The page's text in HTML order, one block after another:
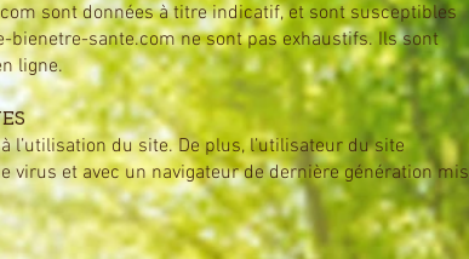
sont données à titre indicatif, et sont susceptibles
bienetre-sante.comne sont pas exhaustifs. Ils sont
ligne.
du site. De plus, l’utilisateur du site
virus et avec un navigateur de dernière génération mis